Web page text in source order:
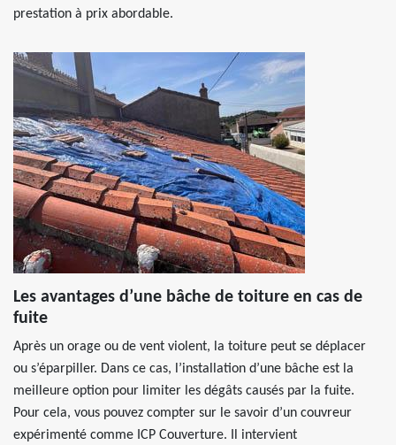
prestation à prix abordable.
Les avantages d’une bâche de toiture en cas de
fuite
Après un orage ou de vent violent, la toiture peut se déplacer
ou s’éparpiller. Dans ce cas, l’installation d’une bâche est la
meilleure option pour limiter les dégâts causés par la fuite.
Pour cela, vous pouvez compter sur le savoir d’un couvreur
expérimenté comme ICP Couverture. Il intervient